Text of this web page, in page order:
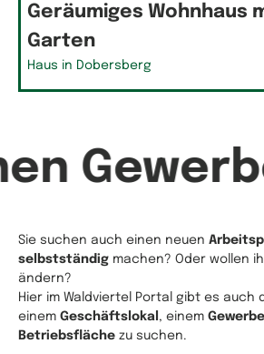
Geräumiges Wohnhaus
Garten
Haus in Dobersberg
Sie suchen auch einen neuen
selbstständig machen? Oder wollen
ändern?
Hier im Waldviertel Portal gibt es auch
einem Geschäftslokal , einem
Betriebsfläche zu suchen.